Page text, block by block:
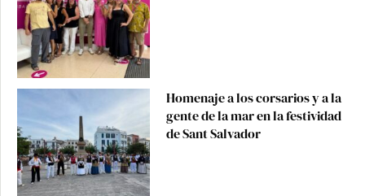
Homenaje a los corsarios y a la
gente de la mar en la festividad
de Sant Salvador